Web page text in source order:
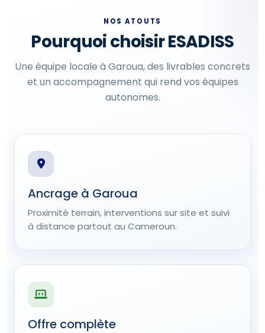
NOS ATOUTS
Pourquoi choisir ESADISS
Une équipe locale à Garoua, des livrables concrets
et un accompagnement qui rend vos équipes
autonomes.
Ancrage à Garoua
Proximité terrain, interventions sur site et suivi
à distance partout au Cameroun.
Offre complète